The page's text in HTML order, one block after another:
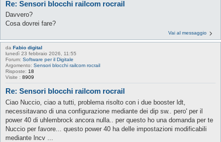
Re: Sensori blocchi railcom rocrail
Davvero?
Cosa dovrei fare?
Vai al messaggio
da Fabio digital
lunedì 23 febbraio 2026, 11:55
Forum: Software per il Digitale
Argomento: Sensori blocchi railcom rocrail
Risposte: 18
Visite : 8909
Re: Sensori blocchi railcom rocrail
Ciao Nuccio, ciao a tutti, problema risolto con i due booster ldt,
necessitavano di una configurazione mediante dei dip sw.. pero' per il
power 40 di uhlembrock ancora nulla.. per questo ho una domanda per te
Nuccio per favore... questo power 40 ha delle impostazioni modificabili
mediante lncv ...